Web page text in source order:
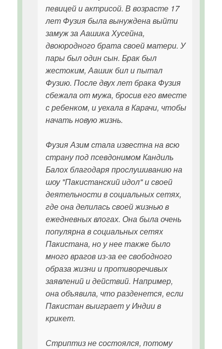
певицей и актрисой. В возрасте 17
лет Фузия была вынуждена выйти
замуж за Аашика Хусейна,
двоюродного брата своей матери. У
пары был один сын. Брак был
жестоким, Аашик бил и пытал
Фузию. После двух лет брака Фузия
сбежала от мужа, бросив его вместе
с ребенком, и уехала в Карачи, чтобы
начать новую жизнь.
Фузия Азим стала известна на всю
страну под псевдонимом Кандиль
Балох благодаря прослушиванию на
шоу "Пакистанский идол" и своей
деятельности в социальных сетях,
где она делилась своей жизнью в
ежедневных влогах. Она была очень
популярна в социальных сетях
Пакистана, но у нее также было
много врагов из-за ее свободного
образа жизни и противоречивых
заявлений и действий. Например,
она объявила, что разденется, если
Пакистан выиграет у Индии в
крикет.
Стриптиз не состоялся, потому